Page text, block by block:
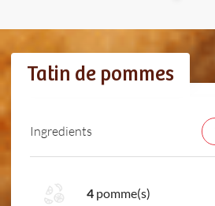
Tatin de pommes
Ingredients
4 pomme(s)